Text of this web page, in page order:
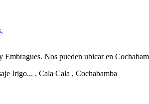
Nos pueden ubicar en
Irigo... , Cala Cala , Cochabamba